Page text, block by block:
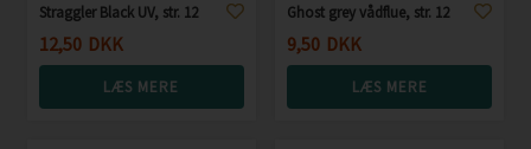
Straggler Black UV, str. 12
12,50 DKK
LÆS MERE
Ghost grey vådflue, str. 12
9,50 DKK
LÆS MERE